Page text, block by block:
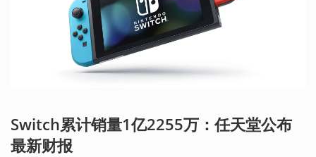
Switch累计销量1亿2255万：任天堂公布
最新财报